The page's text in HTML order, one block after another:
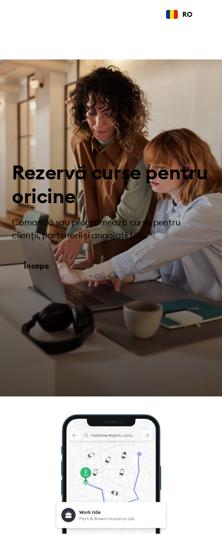
RO
Rezervă curse pentru
oricine
Comandă sau programează curse pentru
clienții, partenerii și angajații tăi.
Începe